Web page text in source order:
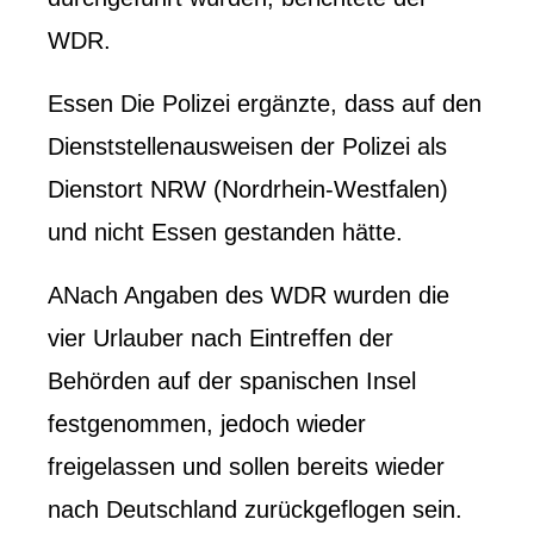
WDR.
Essen Die Polizei ergänzte, dass auf den
Dienststellenausweisen der Polizei als
Dienstort NRW (Nordrhein-Westfalen)
und nicht Essen gestanden hätte.
ANach Angaben des WDR wurden die
vier Urlauber nach Eintreffen der
Behörden auf der spanischen Insel
festgenommen, jedoch wieder
freigelassen und sollen bereits wieder
nach Deutschland zurückgeflogen sein.